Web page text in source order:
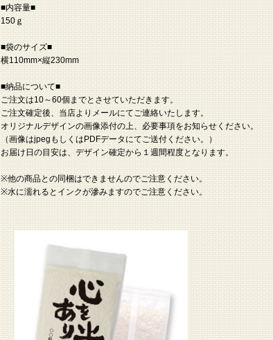
■内容量■
150ｇ
■袋のサイズ■
横110mm×縦230mm
■納品について■
ご注文は10～60個までとさせていただきます。
ご注文確定後、当店よりメールにてご連絡いたします。
オリジナルデザインの画像添付の上、必要事項をお知らせください。
（画像はjpegもしくはPDFデータにてご送付ください。）
お届け日の目安は、デザイン確定から１週間程度となります。
※他の商品との同梱はできませんのでご注意ください。
※水に濡れるとインクが滲みますのでご注意ください。